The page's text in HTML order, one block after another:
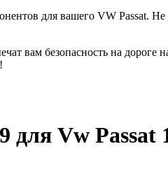
для вашего VW Passat.
вам безопасность на
для Vw Passat